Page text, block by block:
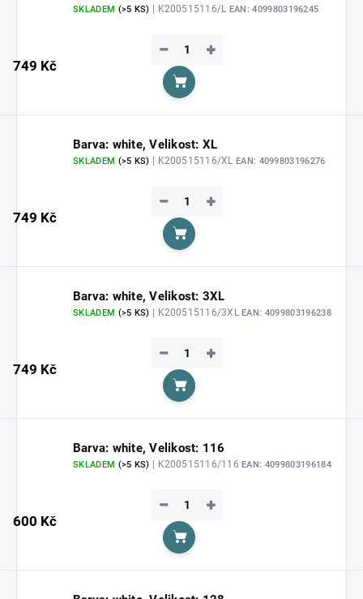
SKLADEM (>5 KS) | K200515116/L EAN: 4099803196245
749 Kč
+
−
Do košíku
Barva: white, Velikost: XL
SKLADEM (>5 KS) | K200515116/XL EAN: 4099803196276
749 Kč
+
−
Do košíku
Barva: white, Velikost: 3XL
SKLADEM (>5 KS) | K200515116/3XLEAN: 4099803196238
749 Kč
+
−
Do košíku
Barva: white, Velikost: 116
SKLADEM (>5 KS) | K200515116/116EAN: 4099803196184
600 Kč
+
−
Do košíku